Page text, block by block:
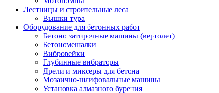
Лестницы и строительные леса
Вышки тура
Оборудование для бетонных работ
Бетоно-затирочные машины (вертолет)
Бетономешалки
Виброрейки
Глубинные вибраторы
Дрели и миксеры для бетона
Мозаично-шлифовальные машины
Установка алмазного бурения